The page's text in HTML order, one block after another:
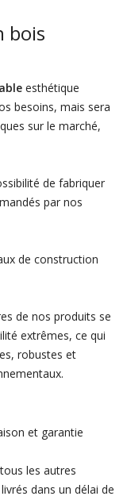
bois
esthétique
besoins, mais sera
sur le marché,
de fabriquer
par nos
de construction
de nos produits se
extrêmes, ce qui
robustes et
et garantie
les autres
dans un délai de